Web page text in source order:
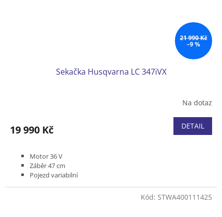
21 990 Kč
–9 %
Sekačka Husqvarna LC 347iVX
Na dotaz
19 990 Kč DETAIL
Motor 36 V
Záběr 47 cm
Pojezd variabilní
Kód: STWA400111425